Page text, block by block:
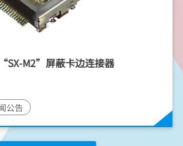
M2”屏蔽卡边连接器
公告